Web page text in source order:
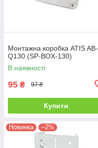
Монтажна коробка ATIS AB-
Q130 (SP-BOX-130)
В наявності
95 ₴ 97 ₴
Купити
Новинка –2%